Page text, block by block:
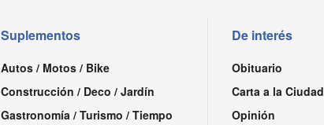
Suplementos
Autos / Motos / Bike
Construcción / Deco / Jardín
Gastronomía / Turismo / Tiempo
De interés
Obituario
Carta a la Ciudad
Opinión